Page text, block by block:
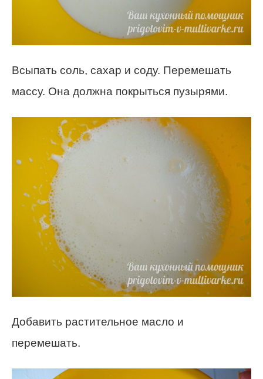
Всыпать соль, сахар и соду. Перемешать
массу. Она должна покрыться пузырями.
Добавить растительное масло и
перемешать.